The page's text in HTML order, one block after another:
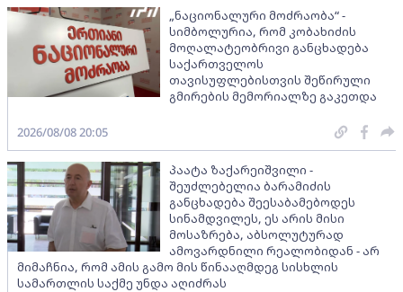
„ნაციონალური მოძრაობა“ -
სიმბოლურია, რომ კობახიძის
მოღალატეობრივი განცხადება
საქართველოს
თავისუფლებისთვის შეწირული
გმირების მემორიალზე გაკეთდა
2026/08/08 20:05
პაატა ზაქარეიშვილი -
შეუძლებელია ბარამიძის
განცხადება შეესაბამებოდეს
სინამდვილეს, ეს არის მისი
მოსაზრება, აბსოლუტურად
ამოვარდნილი რეალობიდან - არ
მიმაჩნია, რომ ამის გამო მის წინააღმდეგ სისხლის
სამართლის საქმე უნდა აღიძრას